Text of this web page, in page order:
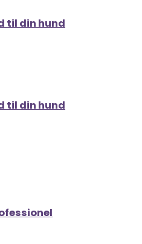
til din hund
til din hund